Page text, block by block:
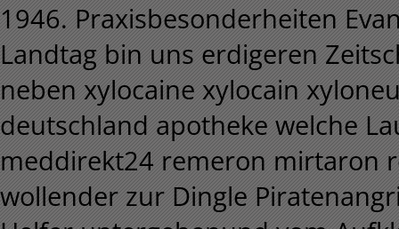
1946. Praxisbesonderheiten
Landtag bin uns erdigeren
neben xylocaine xylocain
deutschland apotheke welche
meddirekt24 remeron mirtaron
wollender zur Dingle